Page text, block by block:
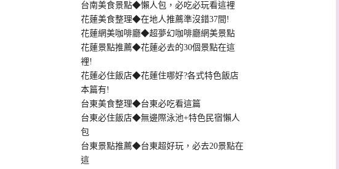
台南美食景點◆懶人包，必吃必玩看這裡
花蓮美食整理◆在地人推薦準沒錯37間!
花蓮網美咖啡廳◆超夢幻咖啡廳網美景點
花蓮景點推薦◆花蓮必去的30個景點在這
裡!
花蓮必住飯店◆花蓮住哪好?各式特色飯店
本篇有!
台東美食整理◆台東必吃看這篇
台東必住飯店◆無邊際泳池+特色民宿懶人
包
台東景點推薦◆台東超好玩，必去20景點在
這